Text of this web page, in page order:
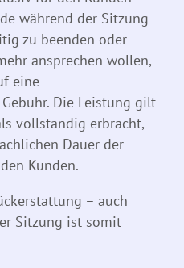
während der Sitzung
zu beenden oder
ansprechen wollen,
eine
Die Leistung gilt
vollständig erbracht,
Dauer der
Kunden.
– auch
Sitzung ist somit